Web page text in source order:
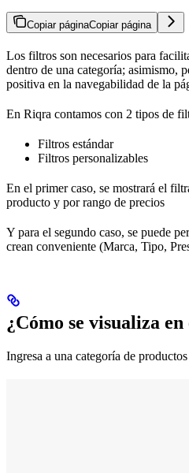
Copiar páginaCopiar página
Los filtros son necesarios para
dentro de una categoría; asimismo,
positiva en la navegabilidad de la
En Riqra contamos con 2 tipos de
Filtros estándar
Filtros personalizables
En el primer caso, se mostrará el
producto y por rango de precios
Y para el segundo caso, se puede
crean conveniente (Marca, Tipo,
¿Cómo se visualiza
Ingresa a una categoría de productos